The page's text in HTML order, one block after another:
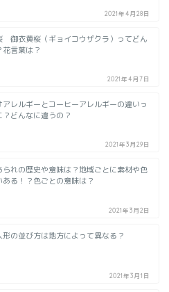
2021年4月28日
御衣黄桜（ギョイコウザクラ）ってどん
花言葉は？
2021年4月7日
アレルギーとコーヒーアレルギーの違いっ
？どんなに違うの？
2021年3月29日
られの歴史や意味は？地域ごとに素材や色
ある！？色ごとの意味は？
2021年3月2日
形の並び方は地方によって異なる？
2021年3月1日